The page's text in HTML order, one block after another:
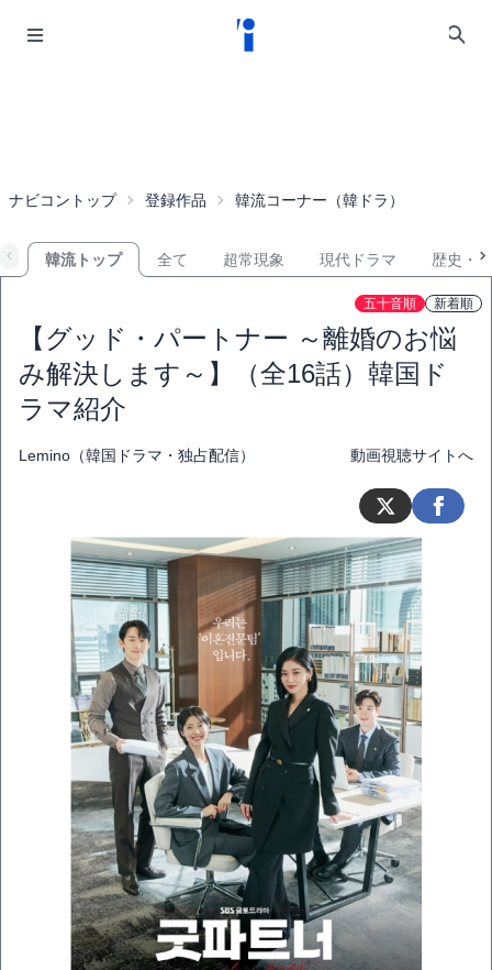
ナビコントップ 登録作品 韓流コーナー（韓ドラ）
韓流トップ 全て 超常現象 現代ドラマ 歴史・
五十音順 新着順
【グッド・パートナー ～離婚のお悩
み解決します～】（全16話）韓国ド
ラマ紹介
Lemino（韓国ドラマ・独占配信） 動画視聴サイトへ